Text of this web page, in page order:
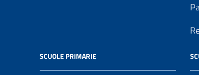
SCUOLE PRIMARIE